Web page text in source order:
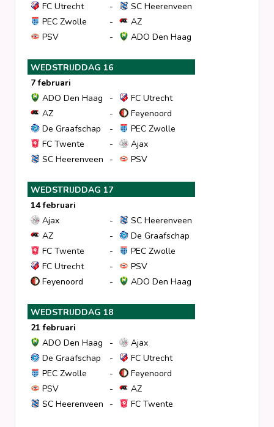
FC Utrecht
-
SC Heerenveen
PEC Zwolle
-
AZ
PSV
- ADO Den Haag
WEDSTRIJDDAG 16
7 februari
ADO Den Haag
-
FC Utrecht
AZ
-
Feyenoord
De Graafschap
-
PEC Zwolle
FC Twente
-
Ajax
SC Heerenveen
- PSV
WEDSTRIJDDAG 17
14 februari
Ajax
-
SC Heerenveen
AZ
-
De Graafschap
FC Twente
-
PEC Zwolle
FC Utrecht
-
PSV
Feyenoord
- ADO Den Haag
WEDSTRIJDDAG 18
21 februari
ADO Den Haag
-
Ajax
De Graafschap
-
FC Utrecht
PEC Zwolle
-
Feyenoord
PSV
-
AZ
SC Heerenveen
- FC Twente